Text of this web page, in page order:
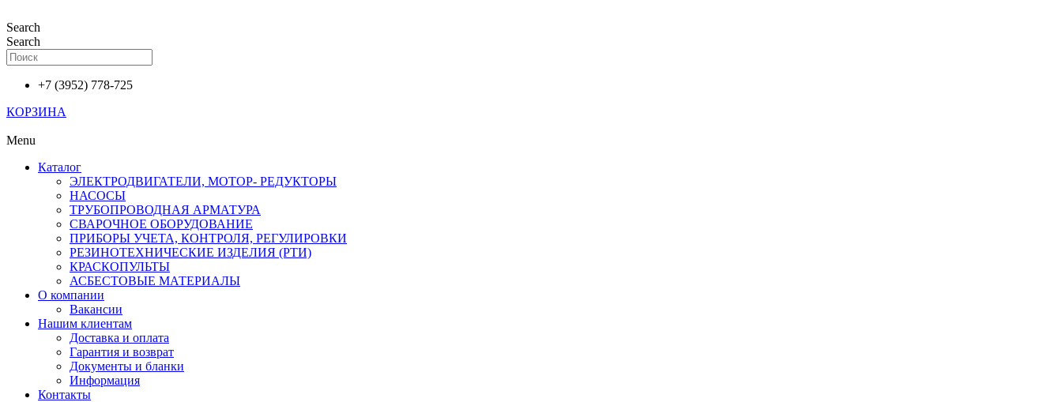
к
содержимому
Search
Search
+7 (3952) 778-725
КОРЗИНА
Menu
Каталог
ЭЛЕКТРОДВИГАТЕЛИ, МОТОР- РЕДУКТОРЫ
НАСОСЫ
ТРУБОПРОВОДНАЯ АРМАТУРА
СВАРОЧНОЕ ОБОРУДОВАНИЕ
ПРИБОРЫ УЧЕТА, КОНТРОЛЯ, РЕГУЛИРОВКИ
РЕЗИНОТЕХНИЧЕСКИЕ ИЗДЕЛИЯ (РТИ)
КРАСКОПУЛЬТЫ
АСБЕСТОВЫЕ МАТЕРИАЛЫ
О компании
Вакансии
Нашим клиентам
Доставка и оплата
Гарантия и возврат
Документы и бланки
Информация
Контакты